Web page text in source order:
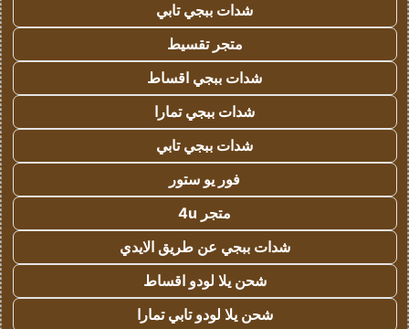
شدات ببجي تابي
متجر تقسيط
شدات ببجي اقساط
شدات ببجي تمارا
شدات ببجي تابي
فور يو ستور
متجر 4u
شدات ببجي عن طريق الايدي
شحن يلا لودو اقساط
شحن يلا لودو تابي تمارا